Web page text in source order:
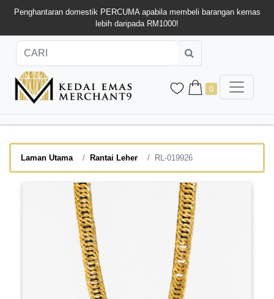
Penghantaran domestik PERCUMA apabila membeli barangan kemas
lebih daripada RM1000!
0
Laman Utama Rantai Leher RL-019926